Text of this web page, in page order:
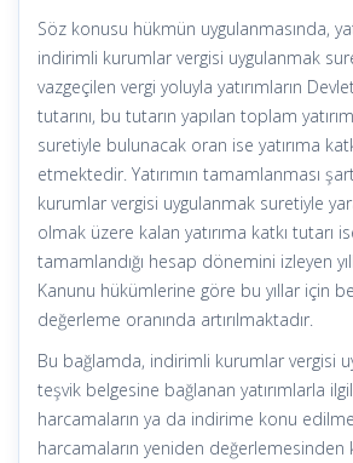
Söz konusu hükmün uygulanmasında,
indirimli kurumlar vergisi uygulanmak
vazgeçilen vergi yoluyla yatırımların
tutarını, bu tutarın yapılan toplam
suretiyle bulunacak oran ise yatırıma
etmektedir. Yatırımın tamamlanması
kurumlar vergisi uygulanmak suretiyle
olmak üzere kalan yatırıma katkı tutarı
tamamlandığı hesap dönemini izleyen
Kanunu hükümlerine göre bu yıllar için
değerleme oranında artırılmaktadır.
Bu bağlamda, indirimli kurumlar vergisi
teşvik belgesine bağlanan yatırımlarla
harcamaların ya da indirime konu
harcamaların yeniden değerlemesinden